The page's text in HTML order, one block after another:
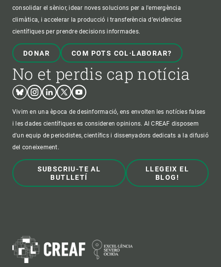
consolidar el sènior, idear noves solucions per a l'emergència
climàtica, i accelerar la producció i transferència d’evidències
científiques per prendre decisions informades.
DONAR COM POTS COL·LABORAR?
No et perdis cap notícia
BlueskyInstagram
LinkedinTwitterYoutube
Vivim en una època de desinformació, ens envolten les notícies falses
i les dades científiques es consideren opinions. Al CREAF disposem
d'un equip de periodistes, científics i dissenyadors dedicats a la difusió
del coneixement.
SUBSCRIU-TE AL
BUTLLETÍ
LLEGEIX EL
BLOG!